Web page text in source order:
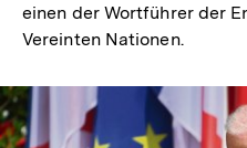
einen der Wortführer der
Vereinten Nationen.